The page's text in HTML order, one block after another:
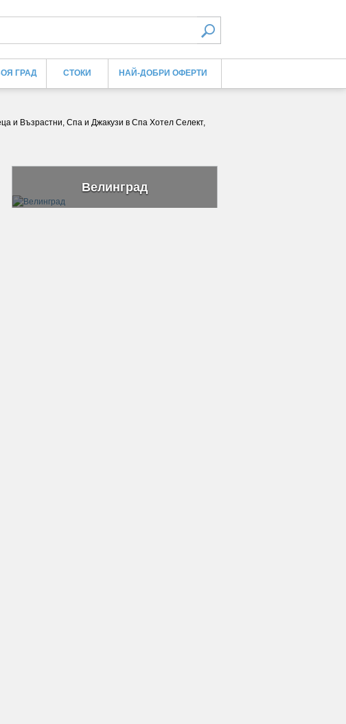
ГРАД СТОКИ НАЙ-ДОБРИ ОФЕРТИ
и Възрастни, Спа и Джакузи в Спа Хотел Селект,
Велинград